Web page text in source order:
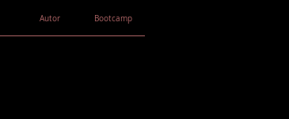
Autor Bootcamp